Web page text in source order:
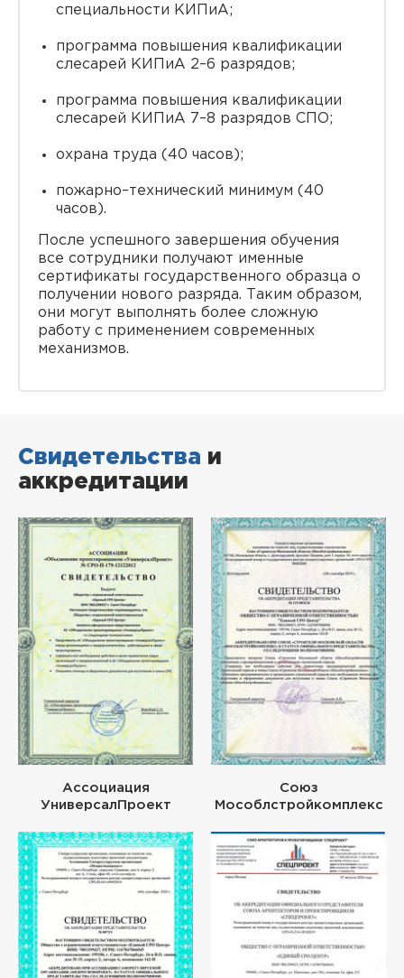
специальности КИПиА;
программа повышения квалификации
слесарей КИПиА 2–6 разрядов;
программа повышения квалификации
слесарей КИПиА 7–8 разрядов СПО;
охрана труда (40 часов);
пожарно–технический минимум (40
часов).
После успешного завершения обучения
все сотрудники получают именные
сертификаты государственного образца о
получении нового разряда. Таким образом,
они могут выполнять более сложную
работу с применением современных
механизмов.
Свидетельства и
аккредитации
Ассоциация
УниверсалПроект
Союз
Мособлстройкомплекс